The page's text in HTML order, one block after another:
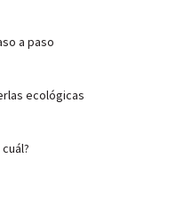
a paso
ecológicas